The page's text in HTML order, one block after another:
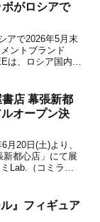
がロシアで
アで2026年5月末
ントブランド
は、ロシア国内70
店 幕張新都
オープン決
20日(土)より、
都心店」にて展
Lab.（コミラ
』フィギュア